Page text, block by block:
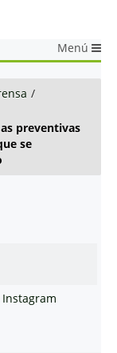
Menú
/
preventivas
se